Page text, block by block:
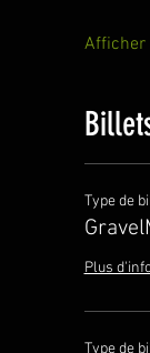
Afficher
Type de
Plus
Type de